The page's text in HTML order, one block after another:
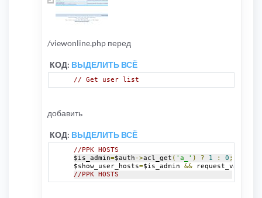
/viewonline.php перед
КОД: ВЫДЕЛИТЬ ВСЁ
// Get user list
добавить
КОД: ВЫДЕЛИТЬ ВСЁ
//PPK HOSTS
$is_admin=$auth ->acl_get ( 'a_' ) ? 1 : 0 ;
$show_user_hosts=$is_admin && request_var
//PPK HOSTS